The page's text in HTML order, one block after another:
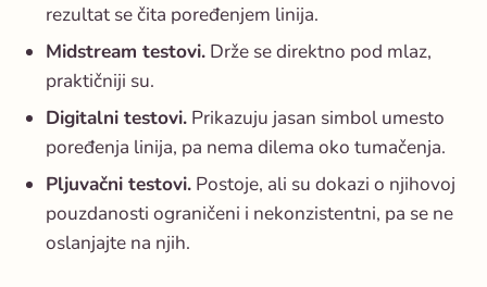
rezultat se čita poređenjem linija.
Midstream testovi. Drže se direktno pod mlaz,
praktičniji su.
Digitalni testovi. Prikazuju jasan simbol umesto
poređenja linija, pa nema dilema oko tumačenja.
Pljuvačni testovi. Postoje, ali su dokazi o njihovoj
pouzdanosti ograničeni i nekonzistentni, pa se ne
oslanjajte na njih.